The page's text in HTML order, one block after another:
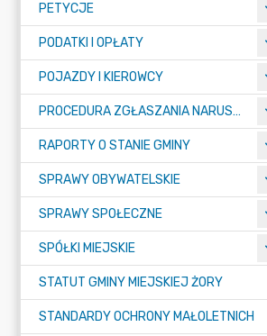
PETYCJE
PODATKI I OPŁATY
POJAZDY I KIEROWCY
PROCEDURA ZGŁASZANIA NARUSZEŃ PRAWA
RAPORTY O STANIE GMINY
SPRAWY OBYWATELSKIE
SPRAWY SPOŁECZNE
SPÓŁKI MIEJSKIE
STATUT GMINY MIEJSKIEJ ŻORY
STANDARDY OCHRONY MAŁOLETNICH